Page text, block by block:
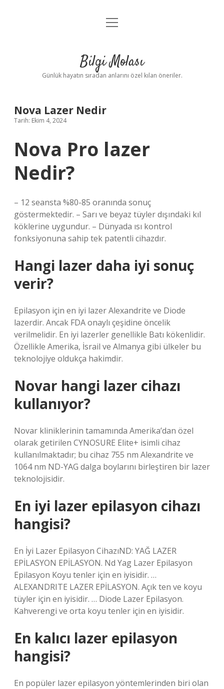
Anasayfa
Yasal Uyarı
menüyü
Bilgi Molası
Günlük hayatın sıradan anlarını özel kılan öneriler.
Nova Lazer Nedir
Tarih: Ekim 4, 2024
Nova Pro lazer
Nedir?
– 12 seansta %80-85 oranında sonuç
göstermektedir. – Sarı ve beyaz tüyler dışındaki kıl
köklerine uygundur. – Dünyada ısı kontrol
fonksiyonuna sahip tek patentli cihazdır.
Hangi lazer daha iyi sonuç
verir?
Epilasyon için en iyi lazer Alexandrite ve Diode
lazerdir. Ancak FDA onaylı çeşidine öncelik
verilmelidir. En iyi lazerler genellikle Batı kökenlidir.
Özellikle Amerika, İsrail ve Almanya gibi ülkeler bu
teknolojiye oldukça hakimdir.
Novar hangi lazer cihazı
kullanıyor?
Novar kliniklerinin tamamında Amerika’dan özel
olarak getirilen CYNOSURE Elite+ isimli cihaz
kullanılmaktadır; bu cihaz 755 nm Alexandrite ve
1064 nm ND-YAG dalga boylarını birleştiren bir lazer
teknolojisidir.
En iyi lazer epilasyon cihazı
hangisi?
En İyi Lazer Epilasyon CihazıND: YAĞ LAZER
EPİLASYON EPİLASYON. Nd Yag Lazer Epilasyon
Epilasyon Koyu tenler için en iyisidir. …
ALEXANDRITE LAZER EPİLASYON. Açık ten ve koyu
tüyler için en iyisidir. … Diode Lazer Epilasyon.
Kahverengi ve orta koyu tenler için en iyisidir.
En kalıcı lazer epilasyon
hangisi?
En popüler lazer epilasyon yöntemlerinden biri olan